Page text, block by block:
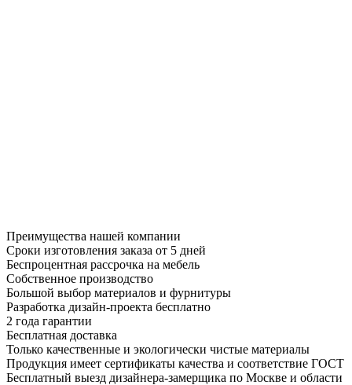
Преимущества нашей компании
Сроки изготовления заказа от 5 дней
Беспроцентная рассрочка на мебель
Собственное производство
Большой выбор материалов и фурнитуры
Разработка дизайн-проекта бесплатно
2 года гарантии
Бесплатная доставка
Только качественные и экологически чистые материалы
Продукция имеет сертификаты качества и соответствие ГОСТ
Бесплатный выезд дизайнера-замерщика по Москве и области